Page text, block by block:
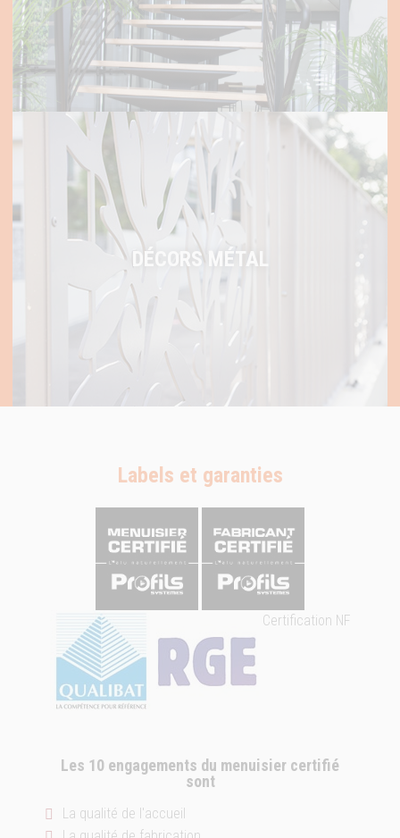
DÉCORS MÉTAL
Labels et garanties
Certification NF
Les 10 engagements du menuisier certifié
sont
La qualité de l'accueil